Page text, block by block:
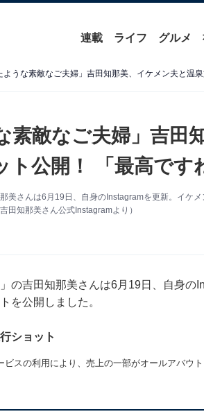
連載 ライフ グルメ
ような素敵なご夫婦」吉田知那美、イケメン夫と温
素敵なご夫婦」吉田
公開！ 「最高です
美さんは6月19日、自身のInstagramを更新。イケ
田知那美さん公式Instagramより）
の吉田知那美さんは6月19日、自身の
を公開しました。
ショット
スの利用により、売上の一部がオールアバウト